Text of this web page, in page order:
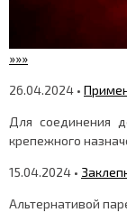
»»»
26.04.2024 •
Для соединения
крепежного
15.04.2024 •
Альтернативой